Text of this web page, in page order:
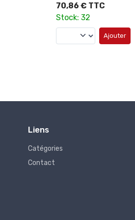
70,86 € TTC
Stock: 32
Ajouter
Liens
Catégories
Contact